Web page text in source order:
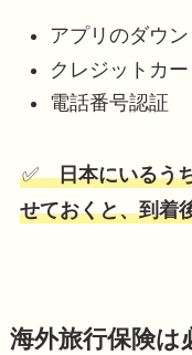
アプリのダウ
クレジットカ
電話番号認証
✅日本にいるう
せておくと、到着
海外旅行保険は